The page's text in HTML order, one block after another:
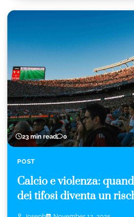
23 min read 0
POST
Calcio e violenza:
dei tifosi diventa un